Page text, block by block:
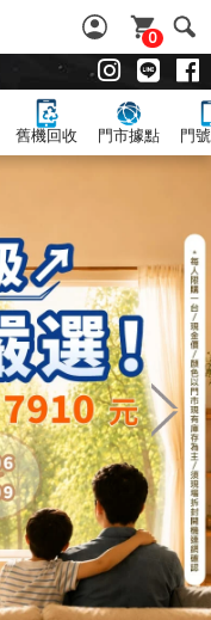
0
舊機回收 門市據點 門